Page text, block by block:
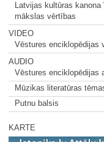
Latvijas kultūras kanona
mākslas vērtības
VIDEO
Vēstures enciklopēdijas
AUDIO
Vēstures enciklopēdijas
Mūzikas literatūras
Putnu balsis
KARTE